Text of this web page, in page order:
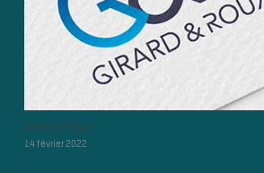
Girard & Roux
14 février 2022